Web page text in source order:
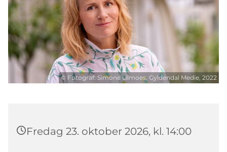
© Fotograf: Simone Lilmoes, Gyldendal Medie, 2022
Fredag 23. oktober 2026, kl. 14:00